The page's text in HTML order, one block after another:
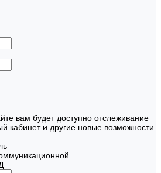
вам будет доступно отслеживание
кабинет и другие новые возможности